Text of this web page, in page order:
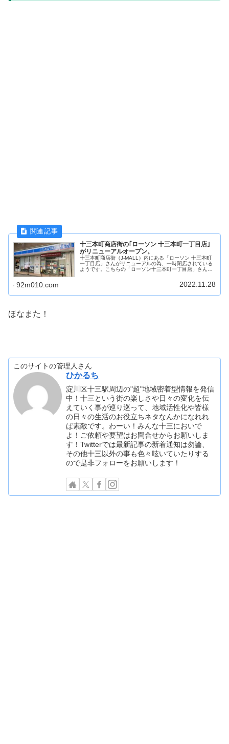
十三本町商店街の｢ローソン 十三本町一丁目店｣
がリニューアルオープン。
十三本町商店街（J-MALL）内にある「ローソン 十三本町
一丁目店」さんがリニューアルの為、一時閉店されている
ようです。こちらの「ローソン十三本町一丁目店」さん、
92m010.com 2022.11.28
ほなまた！
このサイトの管理人さん
ひかるち
淀川区十三駅周辺の"超"地域密着型情報を発信
中！十三という街の楽しさや日々の変化を伝
えていく事が巡り巡って、地域活性化や皆様
の日々の生活のお役立ちネタなんかになれれ
ば素敵です。わーい！みんな十三においで
よ！ご依頼や要望はお問合せからお願いしま
す！Twitterでは最新記事の新着通知は勿論、
その他十三以外の事も色々呟いていたりする
ので是非フォローをお願いします！